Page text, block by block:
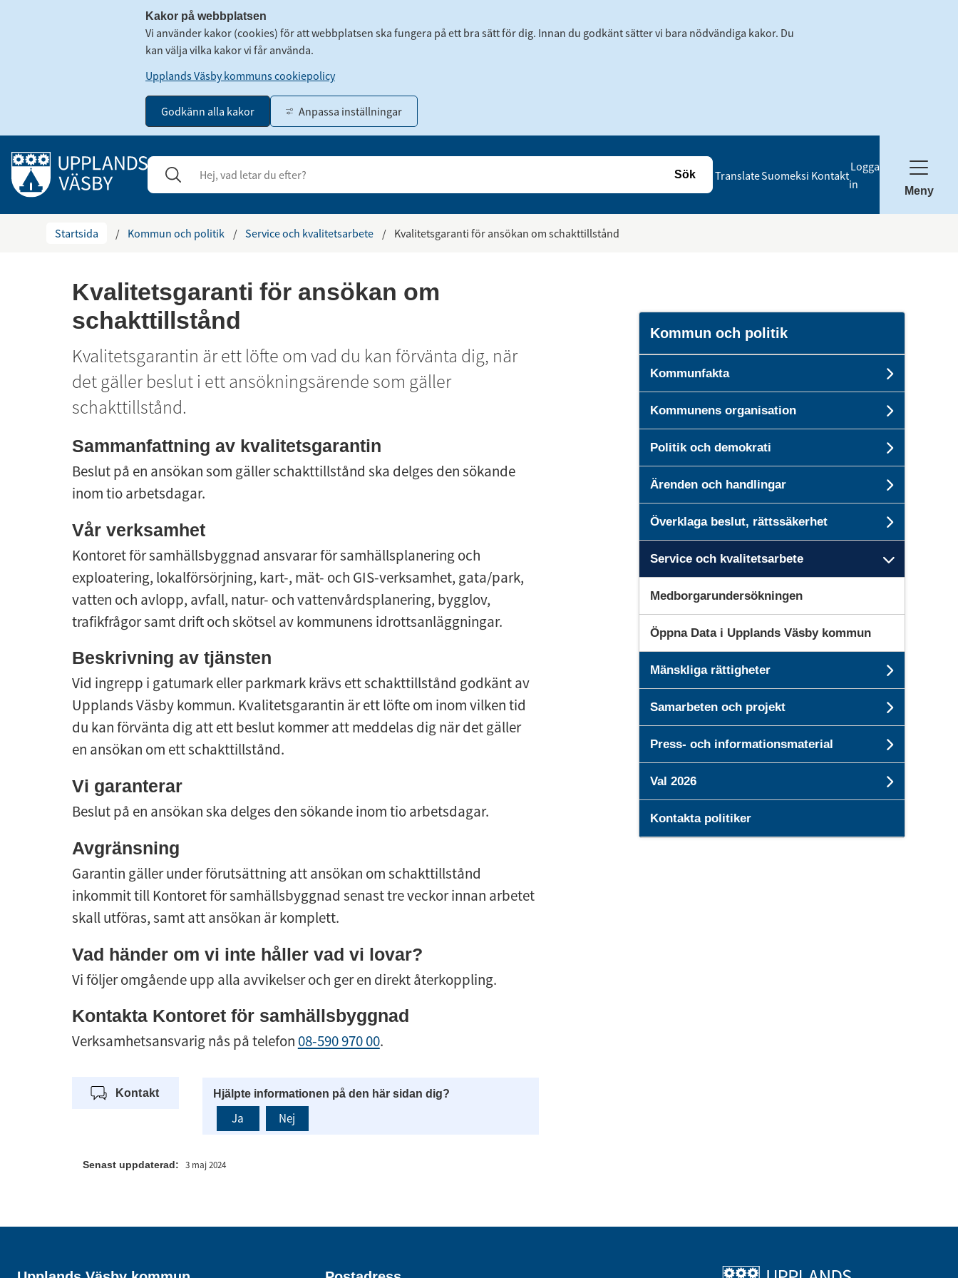
Kakor på webbplatsen
Vi använder kakor (cookies) för att webbplatsen ska fungera på ett bra sätt för dig. Innan du godkänt sätter vi bara nödvändiga kakor. Du
kan välja vilka kakor vi får använda.
Upplands Väsby kommuns cookiepolicy
Godkänn alla kakor Anpassa inställningar
Gå till innehåll
Sök
TranslateSuomeksi Kontakt
Logga
in
Meny
Startsida / Kommun och politik / Service och kvalitetsarbete / Kvalitetsgaranti för ansökan om schakttillstånd
Kvalitetsgaranti för ansökan om
schakttillstånd
Kvalitetsgarantin är ett löfte om vad du kan förvänta dig, när
det gäller beslut i ett ansökningsärende som gäller
schakttillstånd.
Sammanfattning av kvalitetsgarantin
Beslut på en ansökan som gäller schakttillstånd ska delges den sökande
inom tio arbetsdagar.
Vår verksamhet
Kontoret för samhällsbyggnad ansvarar för samhällsplanering och
exploatering, lokalförsörjning, kart-, mät- och GIS-verksamhet, gata/park,
vatten och avlopp, avfall, natur- och vattenvårdsplanering, bygglov,
trafikfrågor samt drift och skötsel av kommunens idrottsanläggningar.
Beskrivning av tjänsten
Vid ingrepp i gatumark eller parkmark krävs ett schakttillstånd godkänt av
Upplands Väsby kommun. Kvalitetsgarantin är ett löfte om inom vilken tid
du kan förvänta dig att ett beslut kommer att meddelas dig när det gäller
en ansökan om ett schakttillstånd.
Vi garanterar
Beslut på en ansökan ska delges den sökande inom tio arbetsdagar.
Avgränsning
Garantin gäller under förutsättning att ansökan om schakttillstånd
inkommit till Kontoret för samhällsbyggnad senast tre veckor innan arbetet
skall utföras, samt att ansökan är komplett.
Vad händer om vi inte håller vad vi lovar?
Vi följer omgående upp alla avvikelser och ger en direkt återkoppling.
Kontakta Kontoret för samhällsbyggnad
Verksamhetsansvarig nås på telefon 08-590 970 00.
Kontakt Hjälpte informationen på den här sidan dig?
Ja Nej
Senast uppdaterad: 3 maj 2024
Kommun och politik
Kommunfakta
Kommunens organisation
Politik och demokrati
Ärenden och handlingar
Överklaga beslut, rättssäkerhet
Service och kvalitetsarbete
Medborgarundersökningen
Öppna Data i Upplands Väsby kommun
Mänskliga rättigheter
Samarbeten och projekt
Press- och informationsmaterial
Val 2026
Kontakta politiker